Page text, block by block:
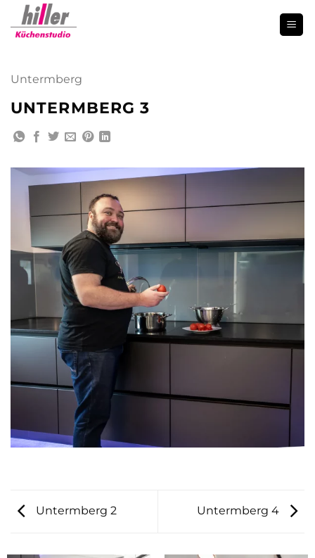
Zum
Inhalt
Untermberg
UNTERMBERG 3
Untermberg 2 Untermberg 4